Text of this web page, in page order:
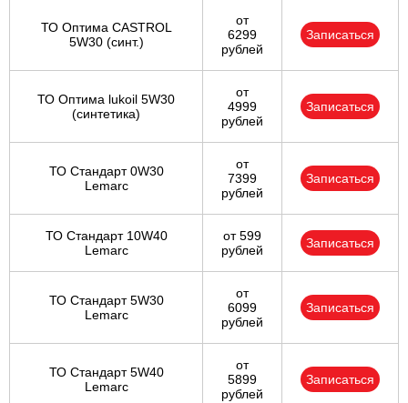
ТО Оптима CASTROL
5W30 (синт.)
от
6299
рублей
Записаться
ТО Оптима lukoil 5W30
(синтетика)
от
4999
рублей
Записаться
ТО Стандарт 0W30
Lemarc
от
7399
рублей
Записаться
ТО Стандарт 10W40
Lemarc
от 599
рублей
Записаться
ТО Стандарт 5W30
Lemarc
от
6099
рублей
Записаться
ТО Стандарт 5W40
Lemarc
от
5899
рублей
Записаться